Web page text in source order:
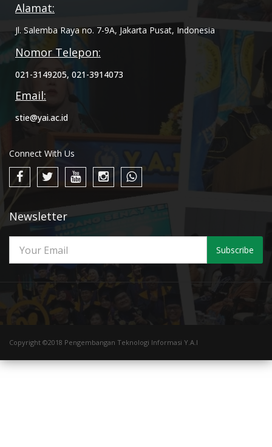
Alamat:
Jl. Salemba Raya no. 7-9A, Jakarta Pusat, Indonesia
Nomor Telepon:
021-3149205, 021-3914073
Email:
stie@yai.ac.id
Connect With Us
Newsletter
Subscribe
Copyright ©2018 Pengembangan Teknologi Informasi Y.A.I